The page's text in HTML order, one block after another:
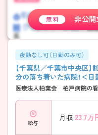
夜勤なし可（日勤のみ可）
【千葉県／千葉市中央区】
分の落ち着いた病院！＜日
医療法人柏葉会 柏戸病院の
給与
月収 23.7万